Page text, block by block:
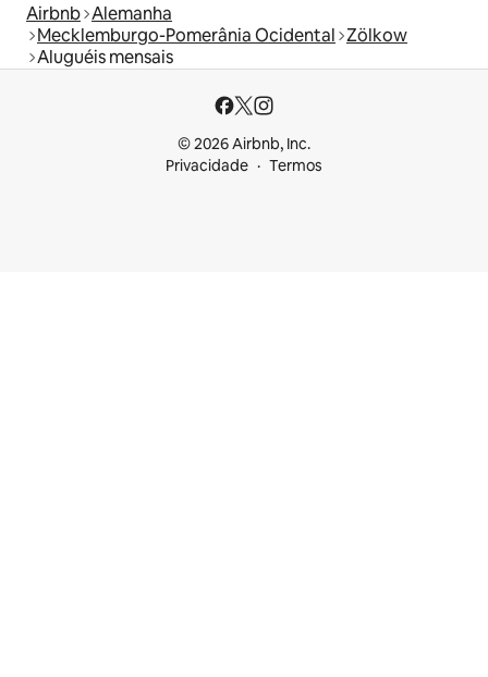
Airbnb Alemanha
Mecklemburgo-Pomerânia Ocidental Zölkow
Aluguéis mensais
© 2026 Airbnb, Inc.
Privacidade
Termos